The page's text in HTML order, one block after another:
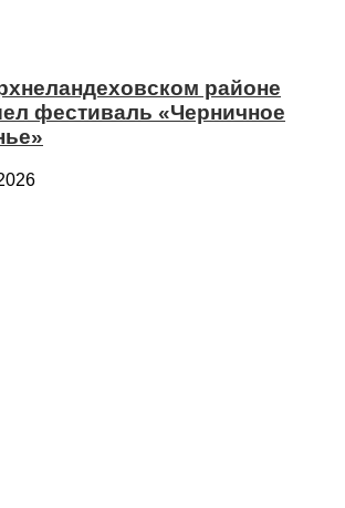
районе
фестиваль «Черничное